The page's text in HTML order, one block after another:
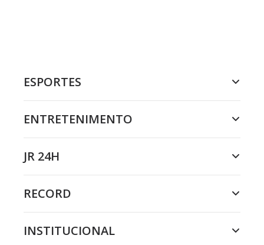
ESPORTES
ENTRETENIMENTO
JR 24H
RECORD
INSTITUCIONAL